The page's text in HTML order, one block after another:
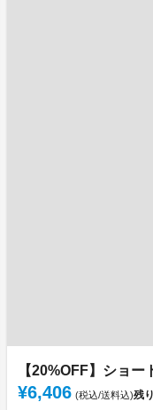
【20%OFF】ショ
¥6,406 (税込/送料込)残り